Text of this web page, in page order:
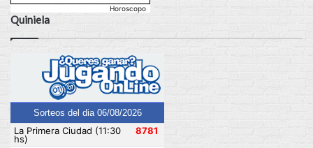
Horoscopo
Quiniela